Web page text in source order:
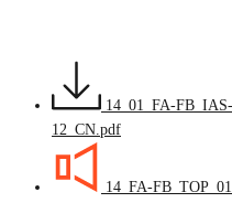
14_01_FA-FB_IAS-
12_CN.pdf
14_FA-